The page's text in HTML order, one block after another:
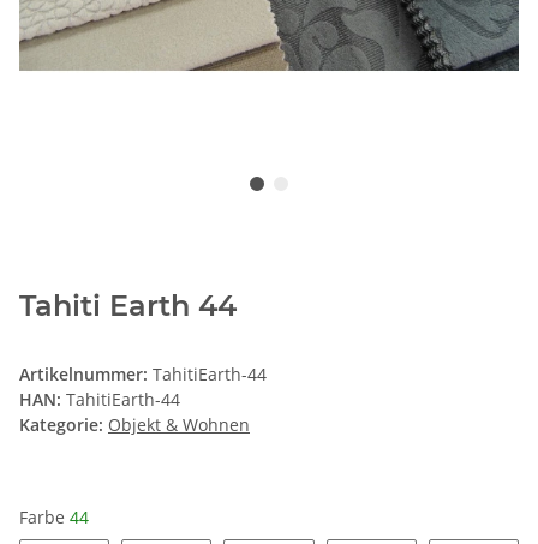
Tahiti Earth 44
Artikelnummer: TahitiEarth-44
HAN: TahitiEarth-44
Kategorie: Objekt & Wohnen
Farbe 44